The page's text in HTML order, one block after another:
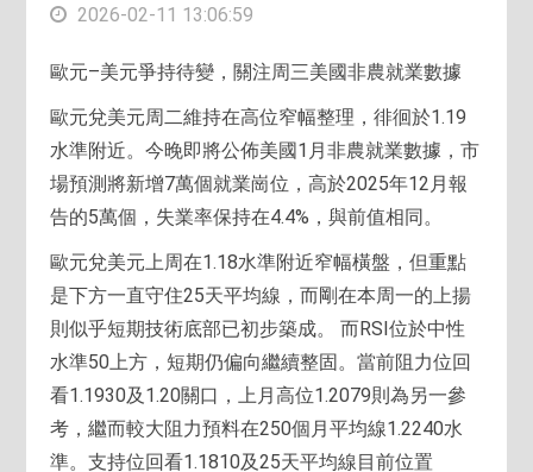
2026-02-11 13:06:59
歐元–美元爭持待變，關注周三美國非農就業數據
歐元兌美元周二維持在高位窄幅整理，徘徊於1.19
水準附近。今晚即將公佈美國1月非農就業數據，市
場預測將新增7萬個就業崗位，高於2025年12月報
告的5萬個，失業率保持在4.4%，與前值相同。
歐元兌美元上周在1.18水準附近窄幅橫盤，但重點
是下方一直守住25天平均線，而剛在本周一的上揚
則似乎短期技術底部已初步築成。 而RSI位於中性
水準50上方，短期仍偏向繼續整固。當前阻力位回
看1.1930及1.20關口，上月高位1.2079則為另一參
考，繼而較大阻力預料在250個月平均線1.2240水
準。支持位回看1.1810及25天平均線目前位置